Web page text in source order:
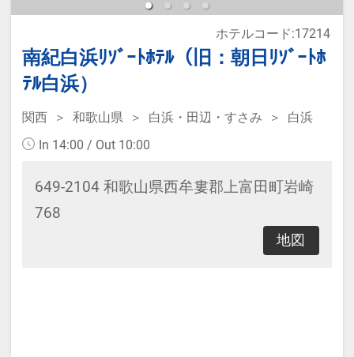
南紀白浜ﾘｿﾞｰﾄﾎﾃﾙ（旧：朝日ﾘｿﾞｰﾄﾎ
ﾃﾙ白浜）
ホテルコード:17214
関西 和歌山県 白浜・田辺・すさみ
白浜
In 14:00 / Out 10:00
649-2104 和歌山県西牟婁郡上富田町岩崎
768
地図